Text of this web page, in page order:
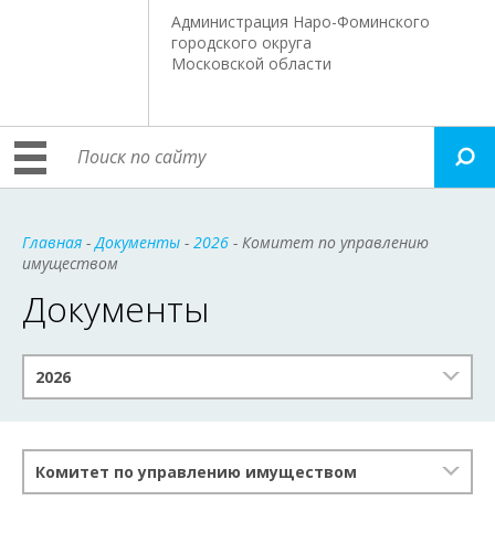
Администрация Наро-Фоминского
городского округа
Московской области
Главная -Документы - 2026 - Комитет по управлению
имуществом
Документы
2026
Комитет по управлению имуществом